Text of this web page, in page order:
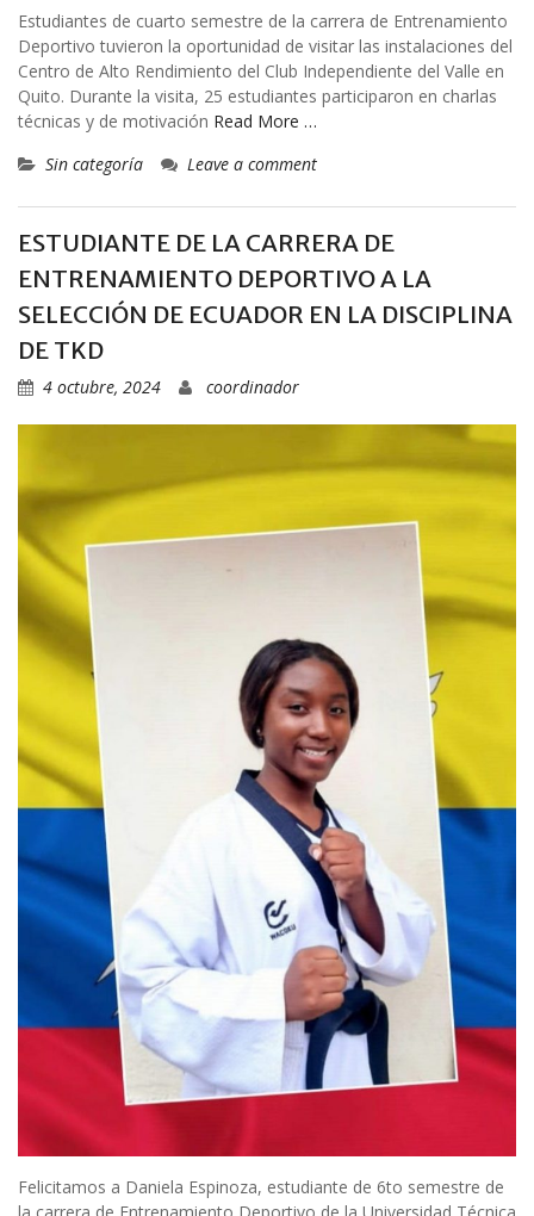
Estudiantes de cuarto semestre de la carrera de Entrenamiento
Deportivo tuvieron la oportunidad de visitar las instalaciones del
Centro de Alto Rendimiento del Club Independiente del Valle en
Quito. Durante la visita, 25 estudiantes participaron en charlas
técnicas y de motivación Read More …
Sin categoría
Leave a comment
ESTUDIANTE DE LA CARRERA DE
ENTRENAMIENTO DEPORTIVO A LA
SELECCIÓN DE ECUADOR EN LA DISCIPLINA
DE TKD
4 octubre, 2024 coordinador
Felicitamos a Daniela Espinoza, estudiante de 6to semestre de